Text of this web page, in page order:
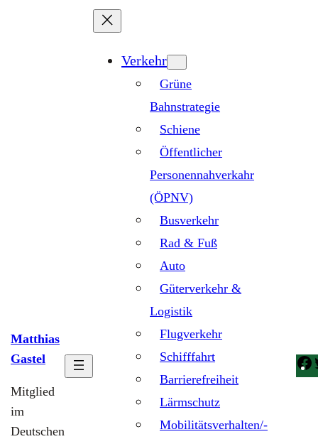
Matthias
Gastel
Mitglied
im
Deutschen
Verkehr
Grüne
Bahnstrategie
Schiene
Öffentlicher
Personennahverkahr
(ÖPNV)
Busverkehr
Rad & Fuß
Auto
Güterverkehr &
Logistik
Flugverkehr
Schifffahrt
Barrierefreiheit
Lärmschutz
Mobilitätsverhalten/-